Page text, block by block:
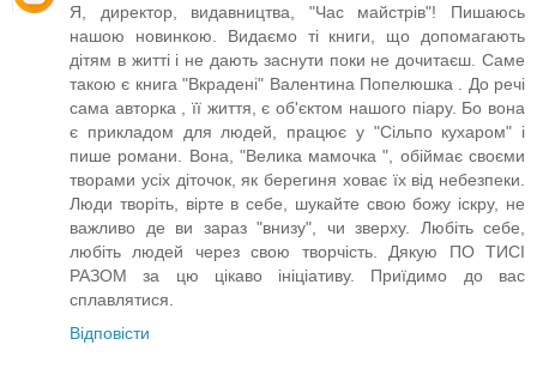
Я, директор, видавництва, "Час майстрів"! Пишаюсь
нашою новинкою. Видаємо ті книги, що допомагають
дітям в житті і не дають заснути поки не дочитаєш. Саме
такою є книга "Вкрадені" Валентина Попелюшка . До речі
сама авторка , її життя, є об'єктом нашого піару. Бо вона
є прикладом для людей, працює у "Сільпо кухаром" і
пише романи. Вона, "Велика мамочка ", обіймає своєми
творами усіх діточок, як берегиня ховає їх від небезпеки.
Люди творіть, вірте в себе, шукайте свою божу іскру, не
важливо де ви зараз "внизу", чи зверху. Любіть себе,
любіть людей через свою творчість. Дякую ПО ТИСІ
РАЗОМ за цю цікаво ініціативу. Приїдимо до вас
сплавлятися.
Відповісти